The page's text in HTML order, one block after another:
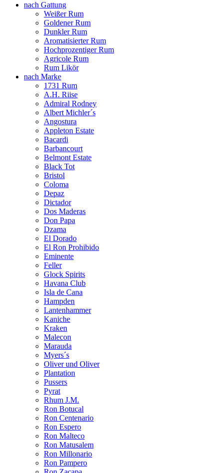
nach Gattung
Weißer Rum
Goldener Rum
Dunkler Rum
Aromatisierter Rum
Hochprozentiger Rum
Agricole Rum
Rum Likör
nach Marke
1731 Rum
A.H. Riise
Admiral Rodney
Albert Michler´s
Angostura
Appleton Estate
Bacardi
Barbancourt
Belmont Estate
Black Tot
Bristol
Coloma
Depaz
Dictador
Dos Maderas
Don Papa
Dzama
El Dorado
El Ron Prohibido
Eminente
Feller
Glock Spirits
Havana Club
Isla de Cana
Hampden
Lantenhammer
Kaniche
Kraken
Malecon
Marauda
Myers´s
Oliver und Oliver
Plantation
Pussers
Pyrat
Rhum J.M.
Ron Botucal
Ron Centenario
Ron Espero
Ron Malteco
Ron Matusalem
Ron Millonario
Ron Pampero